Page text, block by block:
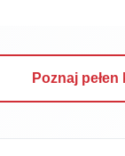
Poznaj